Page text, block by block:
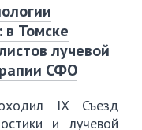
Томске
лучевой
СФО
IX Съезд
и лучевой